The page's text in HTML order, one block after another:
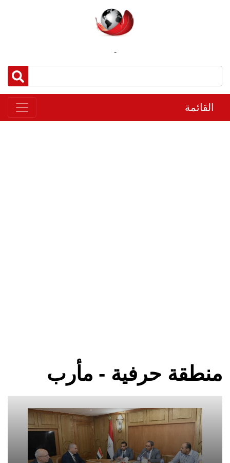
-
القائمة
منطقة حرفية - مأرب